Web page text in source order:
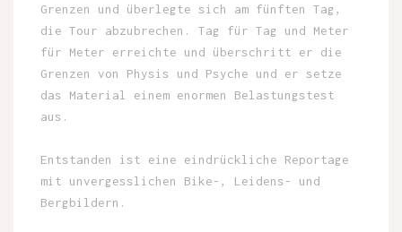
Grenzen und überlegte sich am fünften Tag,
die Tour abzubrechen. Tag für Tag und Meter
für Meter erreichte und überschritt er die
Grenzen von Physis und Psyche und er setze
das Material einem enormen Belastungstest
aus.
Entstanden ist eine eindrückliche Reportage
mit unvergesslichen Bike-, Leidens- und
Bergbildern.